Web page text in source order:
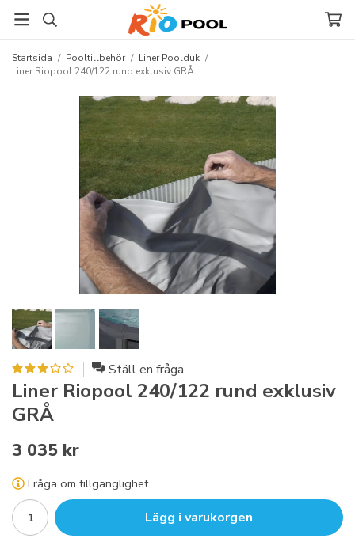
Startsida / Pooltillbehör / Liner Poolduk /
Liner Riopool 240/122 rund exklusiv GRÅ
Ställ en fråga
Liner Riopool 240/122 rund exklusiv
GRÅ
3 035 kr
Fråga om tillgänglighet
Lägg i varukorgen